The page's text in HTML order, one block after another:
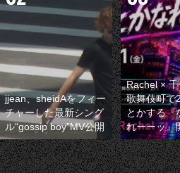
jjean、sheidAをフィー
チャーした最新シング
ル“gossip boy”MV公開
Rachel ×
歌舞伎町で
とかする『
れーーッ』